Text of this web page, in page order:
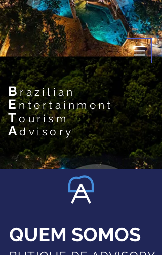
Brazilian
Entertainment
Tourism
Advisory
QUEM SOMOS